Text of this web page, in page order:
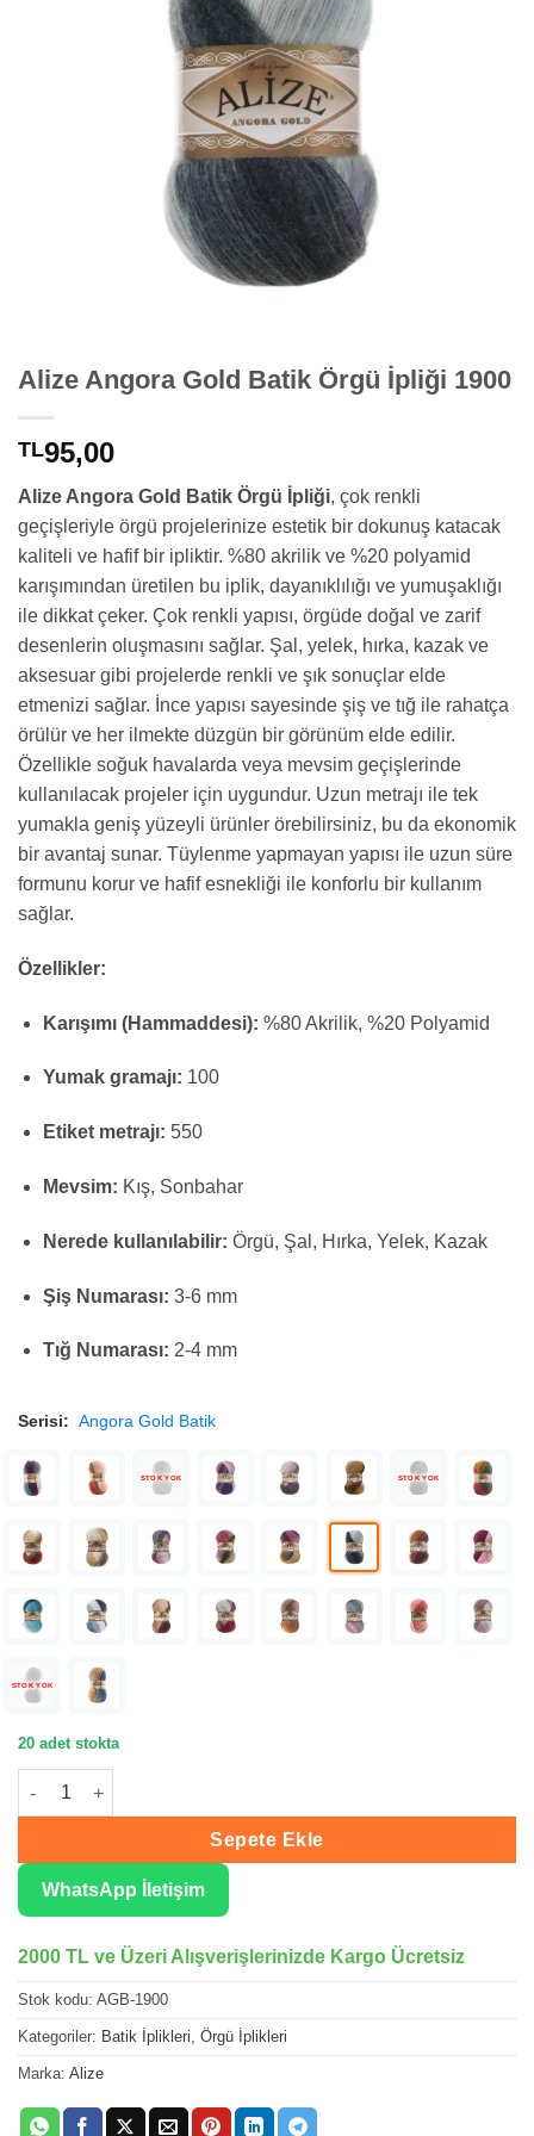
Alize Angora Gold Batik Örgü İpliği 1900
TL95,00
Alize Angora Gold Batik Örgü İpliği, çok renkli
geçişleriyle örgü projelerinize estetik bir dokunuş katacak
kaliteli ve hafif bir ipliktir. %80 akrilik ve %20 polyamid
karışımından üretilen bu iplik, dayanıklılığı ve yumuşaklığı
ile dikkat çeker. Çok renkli yapısı, örgüde doğal ve zarif
desenlerin oluşmasını sağlar. Şal, yelek, hırka, kazak ve
aksesuar gibi projelerde renkli ve şık sonuçlar elde
etmenizi sağlar. İnce yapısı sayesinde şiş ve tığ ile rahatça
örülür ve her ilmekte düzgün bir görünüm elde edilir.
Özellikle soğuk havalarda veya mevsim geçişlerinde
kullanılacak projeler için uygundur. Uzun metrajı ile tek
yumakla geniş yüzeyli ürünler örebilirsiniz, bu da ekonomik
bir avantaj sunar. Tüylenme yapmayan yapısı ile uzun süre
formunu korur ve hafif esnekliği ile konforlu bir kullanım
sağlar.
Özellikler:
Karışımı (Hammaddesi): %80 Akrilik, %20 Polyamid
Yumak gramajı: 100
Etiket metrajı: 550
Mevsim: Kış, Sonbahar
Nerede kullanılabilir: Örgü, Şal, Hırka, Yelek, Kazak
Şiş Numarası: 3-6 mm
Tığ Numarası: 2-4 mm
Serisi: Angora Gold Batik
STOK YOK STOK YOK
STOK YOK
20 adet stokta
Alize Angora Gold Batik Örgü İpliği 1900 adet
Sepete Ekle
WhatsApp İletişim
2000 TL ve Üzeri Alışverişlerinizde Kargo Ücretsiz
Stok kodu: AGB-1900
Kategoriler: Batik İplikleri Örgü İplikleri
Marka: Alize